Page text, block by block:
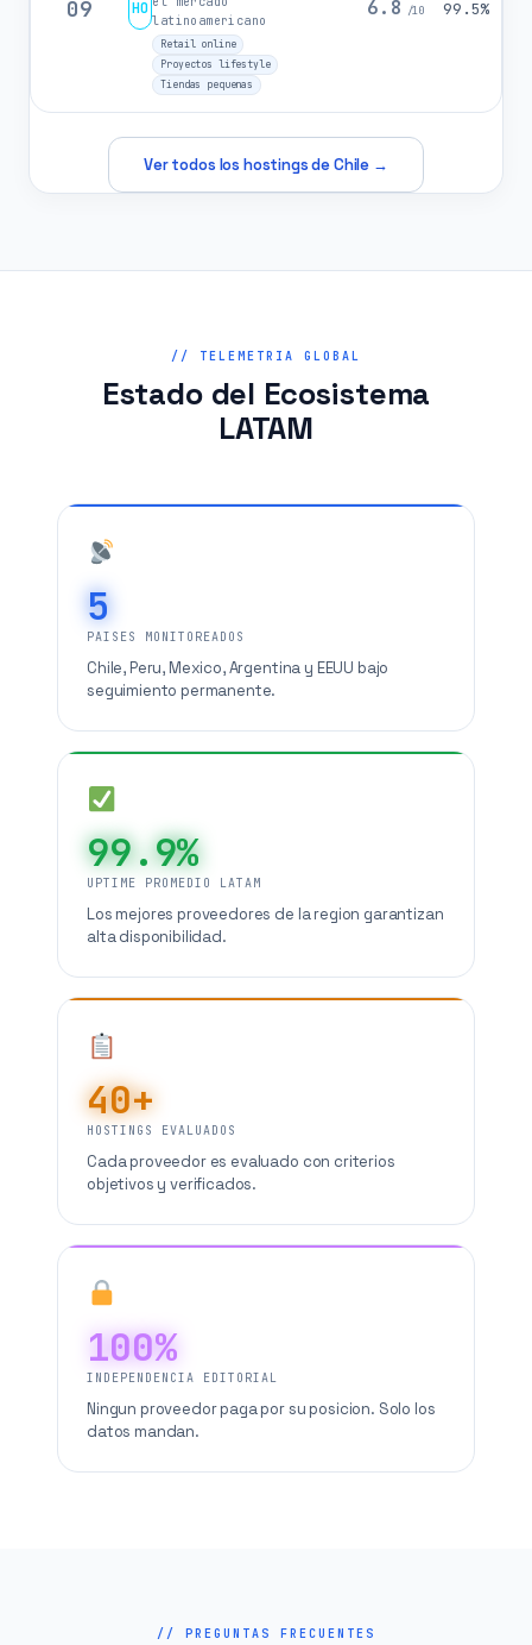
09 HO
latinoamericano
Retail online
Proyectos lifestyle
Tiendas pequenas
6.8 /10 99.5%
Ver todos los hostings de Chile →
// TELEMETRIA GLOBAL
Estado del Ecosistema
LATAM
5
PAISES MONITOREADOS
Chile, Peru, Mexico, Argentina y EEUU bajo
seguimiento permanente.
99.9%
UPTIME PROMEDIO LATAM
Los mejores proveedores de la region garantizan
alta disponibilidad.
40+
HOSTINGS EVALUADOS
Cada proveedor es evaluado con criterios
objetivos y verificados.
100%
INDEPENDENCIA EDITORIAL
Ningun proveedor paga por su posicion. Solo los
datos mandan.
// PREGUNTAS FRECUENTES